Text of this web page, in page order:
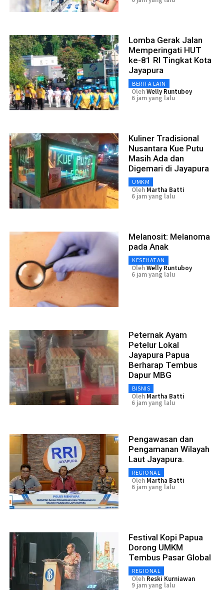
Lomba Gerak Jalan
Memperingati HUT
ke-81 RI Tingkat Kota
Jayapura
BERITA LAIN
OlehWelly Runtuboy
6 jam yang lalu
Kuliner Tradisional
Nusantara Kue Putu
Masih Ada dan
Digemari di Jayapura
UMKM
Oleh Martha Batti
6 jam yang lalu
Melanosit: Melanoma
pada Anak
KESEHATAN
OlehWelly Runtuboy
6 jam yang lalu
Peternak Ayam
Petelur Lokal
Jayapura Papua
Berharap Tembus
Dapur MBG
BISNIS
Oleh Martha Batti
6 jam yang lalu
Pengawasan dan
Pengamanan Wilayah
Laut Jayapura.
REGIONAL
Oleh Martha Batti
6 jam yang lalu
Festival Kopi Papua
Dorong UMKM
Tembus Pasar Global
REGIONAL
Oleh Reski Kurniawan
9 jam yang lalu